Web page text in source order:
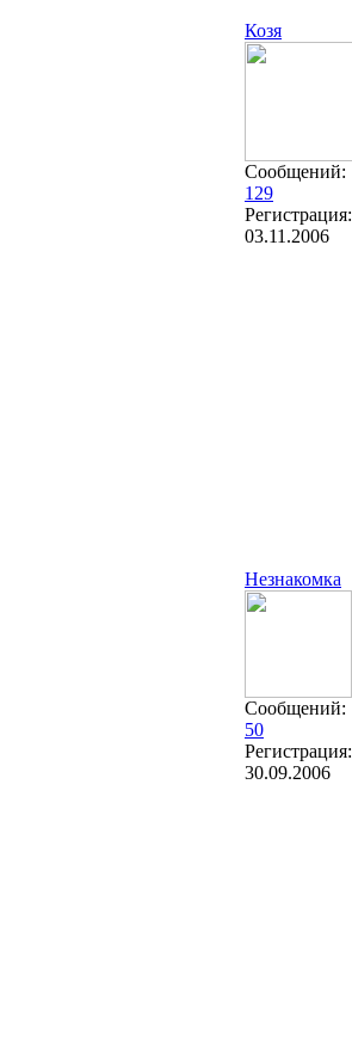
Козя
Сообщений:
129
Регистрация:
03.11.2006
Незнакомка
Сообщений:
50
Регистрация:
30.09.2006